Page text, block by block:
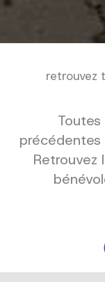
retrouvez
précédentes
Retrouvez